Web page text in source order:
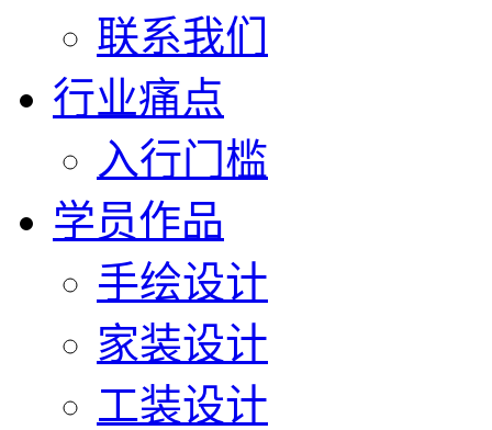
联系我们
行业痛点
入行门槛
学员作品
手绘设计
家装设计
工装设计